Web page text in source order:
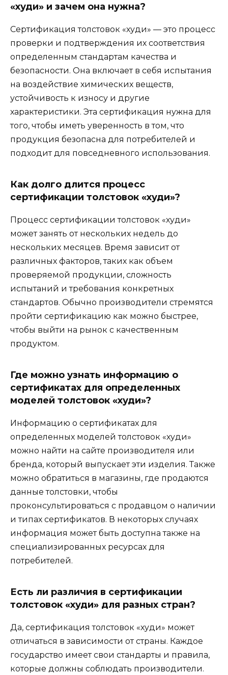
«худи» и зачем она нужна?
Сертификация толстовок «худи» — это процесс
проверки и подтверждения их соответствия
определенным стандартам качества и
безопасности. Она включает в себя испытания
на воздействие химических веществ,
устойчивость к износу и другие
характеристики. Эта сертификация нужна для
того, чтобы иметь уверенность в том, что
продукция безопасна для потребителей и
подходит для повседневного использования.
Как долго длится процесс
сертификации толстовок «худи»?
Процесс сертификации толстовок «худи»
может занять от нескольких недель до
нескольких месяцев. Время зависит от
различных факторов, таких как объем
проверяемой продукции, сложность
испытаний и требования конкретных
стандартов. Обычно производители стремятся
пройти сертификацию как можно быстрее,
чтобы выйти на рынок с качественным
продуктом.
Где можно узнать информацию о
сертификатах для определенных
моделей толстовок «худи»?
Информацию о сертификатах для
определенных моделей толстовок «худи»
можно найти на сайте производителя или
бренда, который выпускает эти изделия. Также
можно обратиться в магазины, где продаются
данные толстовки, чтобы
проконсультироваться с продавцом о наличии
и типах сертификатов. В некоторых случаях
информация может быть доступна также на
специализированных ресурсах для
потребителей.
Есть ли различия в сертификации
толстовок «худи» для разных стран?
Да, сертификация толстовок «худи» может
отличаться в зависимости от страны. Каждое
государство имеет свои стандарты и правила,
которые должны соблюдать производители.